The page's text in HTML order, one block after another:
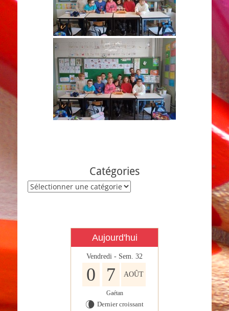
Catégories
Catégories
Aujourd'hui
Vendredi - Sem. 32
0 7 AOÛT
Gaétan
V Dernier croissant